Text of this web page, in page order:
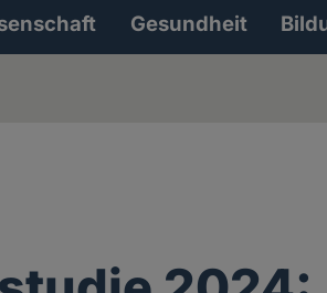
Gesundheit